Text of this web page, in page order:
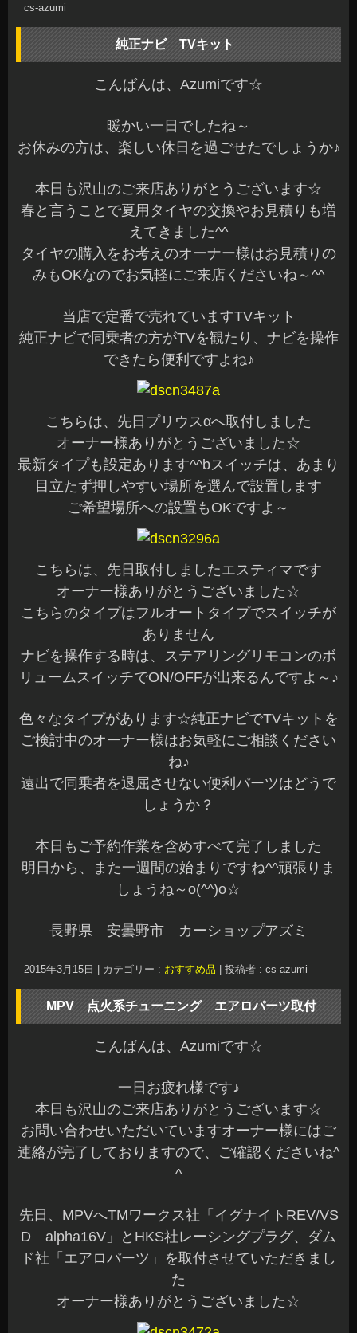
cs-azumi
純正ナビ TVキット
こんばんは、Azumiです☆
暖かい一日でしたね～
お休みの方は、楽しい休日を過ごせたでしょうか♪
本日も沢山のご来店ありがとうございます☆
春と言うことで夏用タイヤの交換やお見積りも増
えてきました^^
タイヤの購入をお考えのオーナー様はお見積りの
みもOKなのでお気軽にご来店くださいね～^^
当店で定番で売れていますTVキット
純正ナビで同乗者の方がTVを観たり、ナビを操作
できたら便利ですよね♪
こちらは、先日プリウスαへ取付しました
オーナー様ありがとうございました☆
最新タイプも設定あります^^bスイッチは、あまり
目立たず押しやすい場所を選んで設置します
ご希望場所への設置もOKですよ～
こちらは、先日取付しましたエスティマです
オーナー様ありがとうございました☆
こちらのタイプはフルオートタイプでスイッチが
ありません
ナビを操作する時は、ステアリングリモコンのボ
リュームスイッチでON/OFFが出来るんですよ～♪
色々なタイプがあります☆純正ナビでTVキットを
ご検討中のオーナー様はお気軽にご相談ください
ね♪
遠出で同乗者を退屈させない便利パーツはどうで
しょうか？
本日もご予約作業を含めすべて完了しました
明日から、また一週間の始まりですね^^頑張りま
しょうね～o(^^)o☆
長野県 安曇野市 カーショップアズミ
2015年3月15日 カテゴリー : おすすめ品 投稿者 : cs-azumi
MPV 点火系チューニング エアロパーツ取付
こんばんは、Azumiです☆
一日お疲れ様です♪
本日も沢山のご来店ありがとうございます☆
お問い合わせいただいていますオーナー様にはご
連絡が完了しておりますので、ご確認くださいね^
^
先日、MPVへTMワークス社「イグナイトREV/VS
D alpha16V」とHKS社レーシングプラグ、ダム
ド社「エアロパーツ」を取付させていただきまし
た
オーナー様ありがとうございました☆